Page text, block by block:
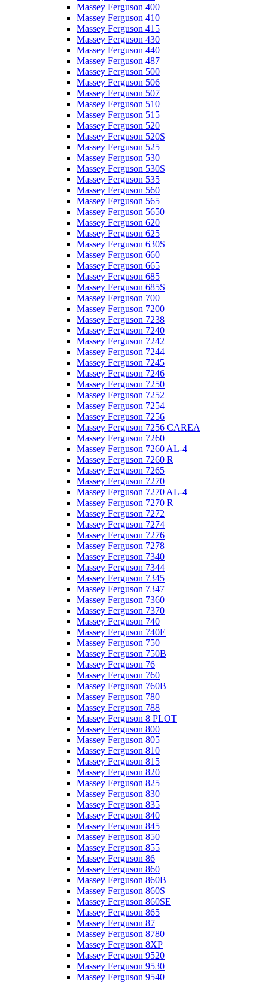
Massey Ferguson 400
Massey Ferguson 410
Massey Ferguson 415
Massey Ferguson 430
Massey Ferguson 440
Massey Ferguson 487
Massey Ferguson 500
Massey Ferguson 506
Massey Ferguson 507
Massey Ferguson 510
Massey Ferguson 515
Massey Ferguson 520
Massey Ferguson 520S
Massey Ferguson 525
Massey Ferguson 530
Massey Ferguson 530S
Massey Ferguson 535
Massey Ferguson 560
Massey Ferguson 565
Massey Ferguson 5650
Massey Ferguson 620
Massey Ferguson 625
Massey Ferguson 630S
Massey Ferguson 660
Massey Ferguson 665
Massey Ferguson 685
Massey Ferguson 685S
Massey Ferguson 700
Massey Ferguson 7200
Massey Ferguson 7238
Massey Ferguson 7240
Massey Ferguson 7242
Massey Ferguson 7244
Massey Ferguson 7245
Massey Ferguson 7246
Massey Ferguson 7250
Massey Ferguson 7252
Massey Ferguson 7254
Massey Ferguson 7256
Massey Ferguson 7256 CAREA
Massey Ferguson 7260
Massey Ferguson 7260 AL-4
Massey Ferguson 7260 R
Massey Ferguson 7265
Massey Ferguson 7270
Massey Ferguson 7270 AL-4
Massey Ferguson 7270 R
Massey Ferguson 7272
Massey Ferguson 7274
Massey Ferguson 7276
Massey Ferguson 7278
Massey Ferguson 7340
Massey Ferguson 7344
Massey Ferguson 7345
Massey Ferguson 7347
Massey Ferguson 7360
Massey Ferguson 7370
Massey Ferguson 740
Massey Ferguson 740E
Massey Ferguson 750
Massey Ferguson 750B
Massey Ferguson 76
Massey Ferguson 760
Massey Ferguson 760B
Massey Ferguson 780
Massey Ferguson 788
Massey Ferguson 8 PLOT
Massey Ferguson 800
Massey Ferguson 805
Massey Ferguson 810
Massey Ferguson 815
Massey Ferguson 820
Massey Ferguson 825
Massey Ferguson 830
Massey Ferguson 835
Massey Ferguson 840
Massey Ferguson 845
Massey Ferguson 850
Massey Ferguson 855
Massey Ferguson 86
Massey Ferguson 860
Massey Ferguson 860B
Massey Ferguson 860S
Massey Ferguson 860SE
Massey Ferguson 865
Massey Ferguson 87
Massey Ferguson 8780
Massey Ferguson 8XP
Massey Ferguson 9520
Massey Ferguson 9530
Massey Ferguson 9540